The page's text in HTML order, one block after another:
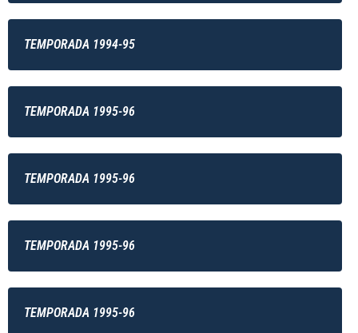
TEMPORADA 1994-95
TEMPORADA 1995-96
TEMPORADA 1995-96
TEMPORADA 1995-96
TEMPORADA 1995-96